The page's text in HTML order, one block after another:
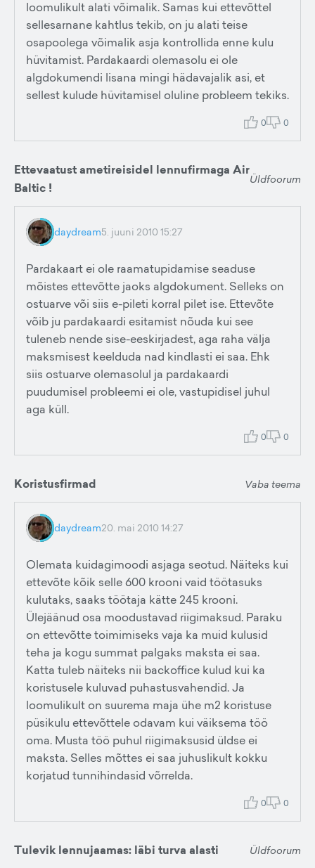
loomulikult alati võimalik. Samas kui ettevõttel
sellesarnane kahtlus tekib, on ju alati teise
osapoolega võimalik asja kontrollida enne kulu
hüvitamist. Pardakaardi olemasolu ei ole
algdokumendi lisana mingi hädavajalik asi, et
sellest kulude hüvitamisel oluline probleem tekiks.
0 0
Ettevaatust ametireisidel lennufirmaga Air
Baltic !
Üldfoorum
daydream5. juuni 2010 15:27
Pardakaart ei ole raamatupidamise seaduse
mõistes ettevõtte jaoks algdokument. Selleks on
ostuarve või siis e-pileti korral pilet ise. Ettevõte
võib ju pardakaardi esitamist nõuda kui see
tuleneb nende sise-eeskirjadest, aga raha välja
maksmisest keelduda nad kindlasti ei saa. Ehk
siis ostuarve olemasolul ja pardakaardi
puudumisel probleemi ei ole, vastupidisel juhul
aga küll.
0 0
Koristusfirmad Vaba teema
daydream20. mai 2010 14:27
Olemata kuidagimoodi asjaga seotud. Näiteks kui
ettevõte kõik selle 600 krooni vaid töötasuks
kulutaks, saaks töötaja kätte 245 krooni.
Ülejäänud osa moodustavad riigimaksud. Paraku
on ettevõtte toimimiseks vaja ka muid kulusid
teha ja kogu summat palgaks maksta ei saa.
Katta tuleb näiteks nii backoffice kulud kui ka
koristusele kuluvad puhastusvahendid. Ja
loomulikult on suurema maja ühe m2 koristuse
püsikulu ettevõttele odavam kui väiksema töö
oma. Musta töö puhul riigimaksusid üldse ei
maksta. Selles mõttes ei saa juhuslikult kokku
korjatud tunnihindasid võrrelda.
0 0
Tulevik lennujaamas: läbi turva alasti Üldfoorum